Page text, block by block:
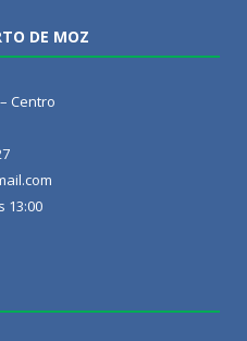
DE MOZ
Centro
13:00